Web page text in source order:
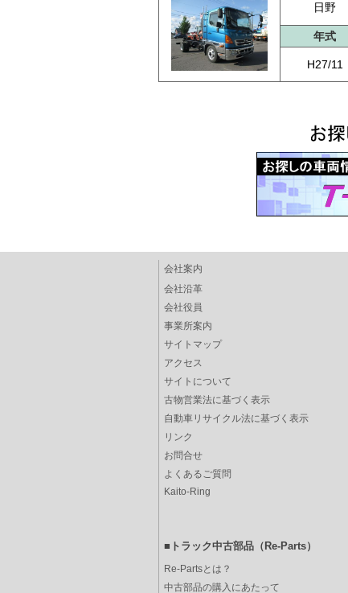
日野
年式
H27/11
会社案内
会社沿革
会社役員
事業所案内
サイトマップ
アクセス
サイトについて
古物営業法に基づく表示
自動車リサイクル法に基づく表示
リンク
お問合せ
よくあるご質問
Kaito-Ring
■トラック中古部品（Re-Parts）
Re-Partsとは？
中古部品の購入にあたって